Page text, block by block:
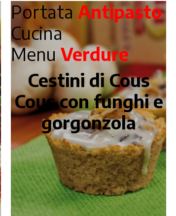
PortataAntipasto
Cucina
MenuVerdure
Cestini di Cous
Cous con funghi e
gorgonzola